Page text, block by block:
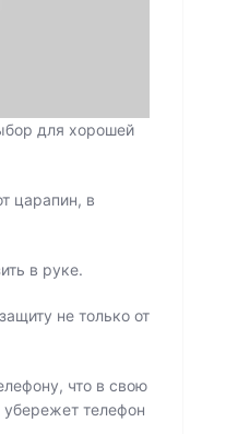
для хорошей
царапин, в
в руке.
не только от
что в свою
телефон